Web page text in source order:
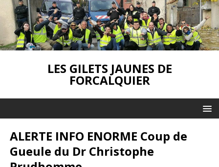
LES GILETS JAUNES DE
FORCALQUIER
ALERTE INFO ENORME Coup de
Gueule du Dr Christophe